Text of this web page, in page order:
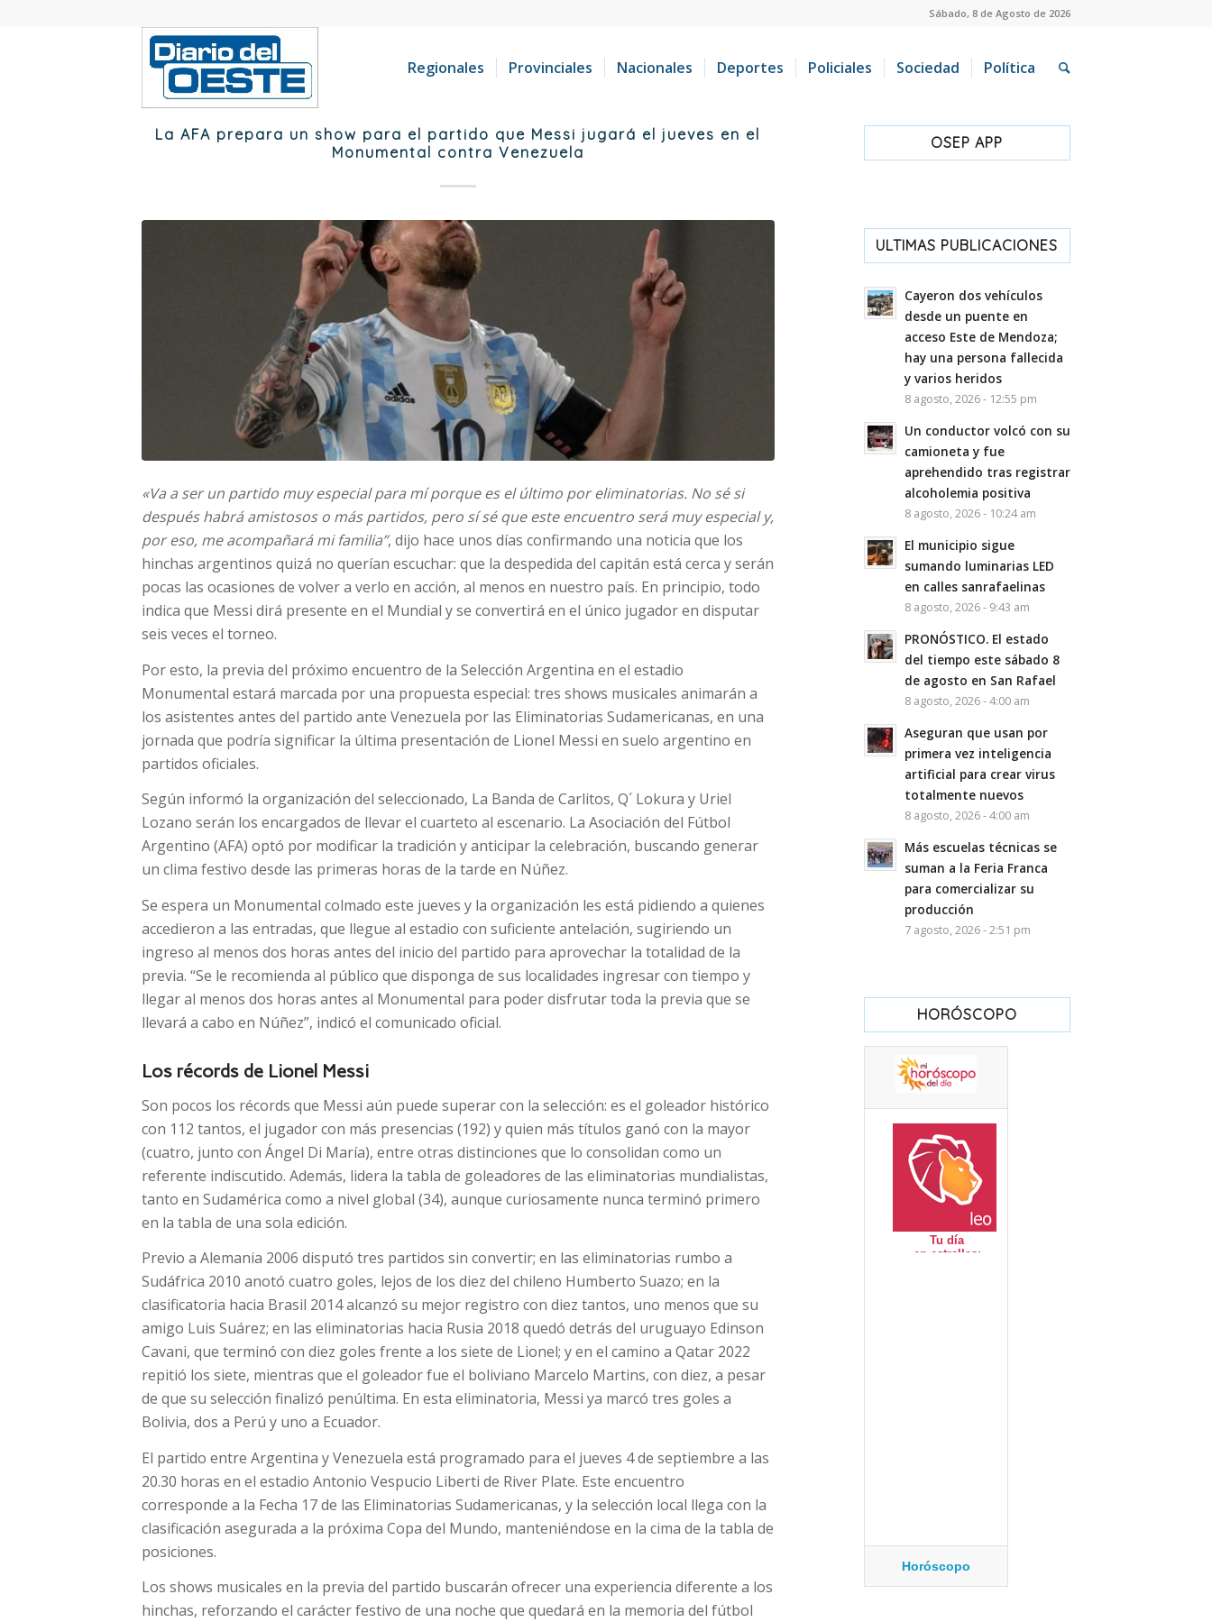
Sábado, 8 de Agosto de 2026
Regionales Provinciales Nacionales Deportes Policiales Sociedad Política
La AFA prepara un show para el partido que Messi jugará el jueves en el
Monumental contra Venezuela
«Va a ser un partido muy especial para mí porque es el último por eliminatorias. No sé si
después habrá amistosos o más partidos, pero sí sé que este encuentro será muy especial y,
por eso, me acompañará mi familia”, dijo hace unos días confirmando una noticia que los
hinchas argentinos quizá no querían escuchar: que la despedida del capitán está cerca y serán
pocas las ocasiones de volver a verlo en acción, al menos en nuestro país. En principio, todo
indica que Messi dirá presente en el Mundial y se convertirá en el único jugador en disputar
seis veces el torneo.
Por esto, la previa del próximo encuentro de la Selección Argentina en el estadio
Monumental estará marcada por una propuesta especial: tres shows musicales animarán a
los asistentes antes del partido ante Venezuela por las Eliminatorias Sudamericanas, en una
jornada que podría significar la última presentación de Lionel Messi en suelo argentino en
partidos oficiales.
Según informó la organización del seleccionado, La Banda de Carlitos, Q´ Lokura y Uriel
Lozano serán los encargados de llevar el cuarteto al escenario. La Asociación del Fútbol
Argentino (AFA) optó por modificar la tradición y anticipar la celebración, buscando generar
un clima festivo desde las primeras horas de la tarde en Núñez.
Se espera un Monumental colmado este jueves y la organización les está pidiendo a quienes
accedieron a las entradas, que llegue al estadio con suficiente antelación, sugiriendo un
ingreso al menos dos horas antes del inicio del partido para aprovechar la totalidad de la
previa. “Se le recomienda al público que disponga de sus localidades ingresar con tiempo y
llegar al menos dos horas antes al Monumental para poder disfrutar toda la previa que se
llevará a cabo en Núñez”, indicó el comunicado oficial.
Los récords de Lionel Messi
Son pocos los récords que Messi aún puede superar con la selección: es el goleador histórico
con 112 tantos, el jugador con más presencias (192) y quien más títulos ganó con la mayor
(cuatro, junto con Ángel Di María), entre otras distinciones que lo consolidan como un
referente indiscutido. Además, lidera la tabla de goleadores de las eliminatorias mundialistas,
tanto en Sudamérica como a nivel global (34), aunque curiosamente nunca terminó primero
en la tabla de una sola edición.
Previo a Alemania 2006 disputó tres partidos sin convertir; en las eliminatorias rumbo a
Sudáfrica 2010 anotó cuatro goles, lejos de los diez del chileno Humberto Suazo; en la
clasificatoria hacia Brasil 2014 alcanzó su mejor registro con diez tantos, uno menos que su
amigo Luis Suárez; en las eliminatorias hacia Rusia 2018 quedó detrás del uruguayo Edinson
Cavani, que terminó con diez goles frente a los siete de Lionel; y en el camino a Qatar 2022
repitió los siete, mientras que el goleador fue el boliviano Marcelo Martins, con diez, a pesar
de que su selección finalizó penúltima. En esta eliminatoria, Messi ya marcó tres goles a
Bolivia, dos a Perú y uno a Ecuador.
El partido entre Argentina y Venezuela está programado para el jueves 4 de septiembre a las
20.30 horas en el estadio Antonio Vespucio Liberti de River Plate. Este encuentro
corresponde a la Fecha 17 de las Eliminatorias Sudamericanas, y la selección local llega con la
clasificación asegurada a la próxima Copa del Mundo, manteniéndose en la cima de la tabla de
posiciones.
Los shows musicales en la previa del partido buscarán ofrecer una experiencia diferente a los
hinchas, reforzando el carácter festivo de una noche que quedará en la memoria del fútbol
OSEP APP
ULTIMAS PUBLICACIONES
Cayeron dos vehículos
desde un puente en
acceso Este de Mendoza;
hay una persona fallecida
y varios heridos
8 agosto, 2026 - 12:55 pm
Un conductor volcó con su
camioneta y fue
aprehendido tras registrar
alcoholemia positiva
8 agosto, 2026 - 10:24 am
El municipio sigue
sumando luminarias LED
en calles sanrafaelinas
8 agosto, 2026 - 9:43 am
PRONÓSTICO. El estado
del tiempo este sábado 8
de agosto en San Rafael
8 agosto, 2026 - 4:00 am
Aseguran que usan por
primera vez inteligencia
artificial para crear virus
totalmente nuevos
8 agosto, 2026 - 4:00 am
Más escuelas técnicas se
suman a la Feria Franca
para comercializar su
producción
7 agosto, 2026 - 2:51 pm
HORÓSCOPO
Horóscopo